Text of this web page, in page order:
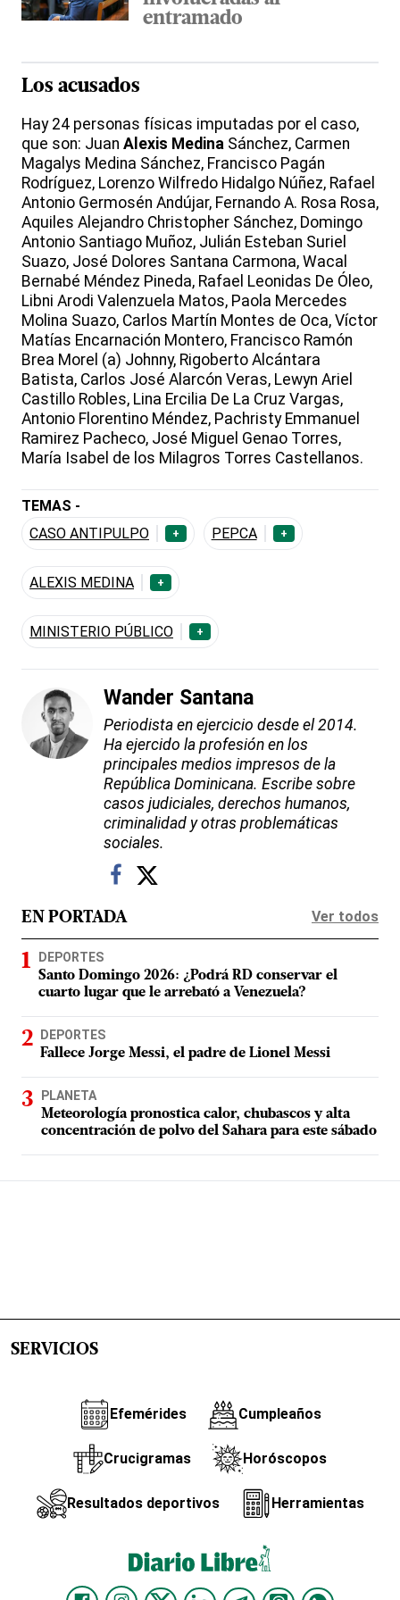
entramado
Los acusados
Hay 24 personas físicas imputadas por el caso,
que son: Juan Alexis Medina Sánchez, Carmen
Magalys Medina Sánchez, Francisco Pagán
Rodríguez, Lorenzo Wilfredo Hidalgo Núñez, Rafael
Antonio Germosén Andújar, Fernando A. Rosa Rosa,
Aquiles Alejandro Christopher Sánchez, Domingo
Antonio Santiago Muñoz, Julián Esteban Suriel
Suazo, José Dolores Santana Carmona, Wacal
Bernabé Méndez Pineda, Rafael Leonidas De Óleo,
Libni Arodi Valenzuela Matos, Paola Mercedes
Molina Suazo, Carlos Martín Montes de Oca, Víctor
Matías Encarnación Montero, Francisco Ramón
Brea Morel (a) Johnny, Rigoberto Alcántara
Batista, Carlos José Alarcón Veras, Lewyn Ariel
Castillo Robles, Lina Ercilia De La Cruz Vargas,
Antonio Florentino Méndez, Pachristy Emmanuel
Ramirez Pacheco, José Miguel Genao Torres,
María Isabel de los Milagros Torres Castellanos.
TEMAS -
CASO ANTIPULPO
+ PEPCA +
ALEXIS MEDINA +
MINISTERIO PÚBLICO +
Wander Santana
Periodista en ejercicio desde el 2014.
Ha ejercido la profesión en los
principales medios impresos de la
República Dominicana. Escribe sobre
casos judiciales, derechos humanos,
criminalidad y otras problemáticas
sociales.
EN PORTADA Ver todos
DEPORTES
Santo Domingo 2026: ¿Podrá RD conservar el
cuarto lugar que le arrebató a Venezuela?
DEPORTES
Fallece Jorge Messi, el padre de Lionel Messi
PLANETA
Meteorología pronostica calor, chubascos y alta
concentración de polvo del Sahara para este sábado
SERVICIOS
Efemérides Cumpleaños
Crucigramas Horóscopos
Resultados deportivos Herramientas